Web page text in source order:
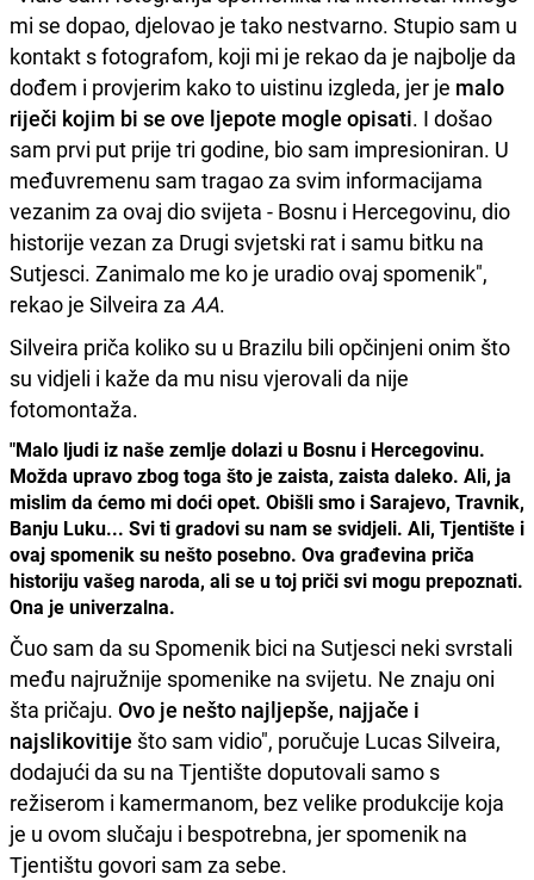
mi se dopao, djelovao je tako nestvarno. Stupio sam u
kontakt s fotografom, koji mi je rekao da je najbolje da
dođem i provjerim kako to uistinu izgleda, jer je malo
riječi kojim bi se ove ljepote mogle opisati. I došao
sam prvi put prije tri godine, bio sam impresioniran. U
međuvremenu sam tragao za svim informacijama
vezanim za ovaj dio svijeta - Bosnu i Hercegovinu, dio
historije vezan za Drugi svjetski rat i samu bitku na
Sutjesci. Zanimalo me ko je uradio ovaj spomenik",
rekao je Silveira za AA.
Silveira priča koliko su u Brazilu bili opčinjeni onim što
su vidjeli i kaže da mu nisu vjerovali da nije
fotomontaža.
"Malo ljudi iz naše zemlje dolazi u Bosnu i Hercegovinu.
Možda upravo zbog toga što je zaista, zaista daleko. Ali, ja
mislim da ćemo mi doći opet. Obišli smo i Sarajevo, Travnik,
Banju Luku... Svi ti gradovi su nam se svidjeli. Ali, Tjentište i
ovaj spomenik su nešto posebno. Ova građevina priča
historiju vašeg naroda, ali se u toj priči svi mogu prepoznati.
Ona je univerzalna.
Čuo sam da su Spomenik bici na Sutjesci neki svrstali
među najružnije spomenike na svijetu. Ne znaju oni
šta pričaju. Ovo je nešto najljepše, najjače i
najslikovitije što sam vidio", poručuje Lucas Silveira,
dodajući da su na Tjentište doputovali samo s
režiserom i kamermanom, bez velike produkcije koja
je u ovom slučaju i bespotrebna, jer spomenik na
Tjentištu govori sam za sebe.